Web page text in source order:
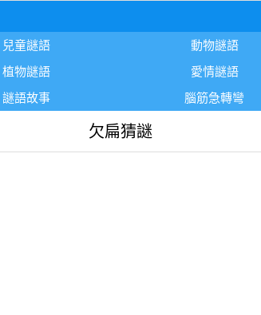
兒童謎語 動物謎語
植物謎語 愛情謎語
謎語故事 腦筋急轉彎
欠扁猜謎